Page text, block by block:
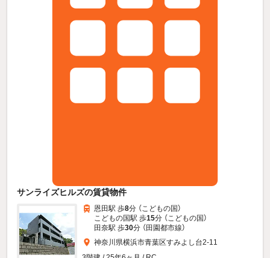
サンライズヒルズの賃貸物件
恩田駅 歩8分 （こどもの国）
こどもの国駅 歩15分 （こどもの国）
田奈駅 歩30分 （田園都市線）
神奈川県横浜市青葉区すみよし台2-11